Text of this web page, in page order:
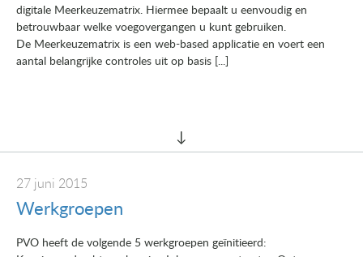
digitale Meerkeuzematrix. Hiermee bepaalt u eenvoudig en
betrouwbaar welke voegovergangen u kunt gebruiken.
De Meerkeuzematrix is een web-based applicatie en voert een
aantal belangrijke controles uit op basis [...]
27 juni 2015
Werkgroepen
PVO heeft de volgende 5 werkgroepen geïnitieerd: